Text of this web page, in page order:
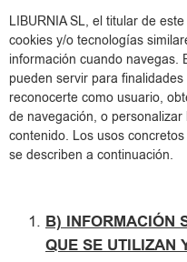
LIBURNIA SL, el titular de
cookies y/o tecnologías
información cuando navegas.
pueden servir para
reconocerte como usuario,
de navegación, o
contenido. Los usos
se describen a continuación.
B) INFORMACIÓN
QUE SE UTILIZAN